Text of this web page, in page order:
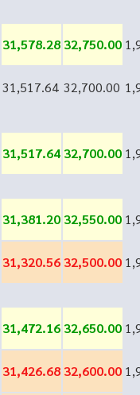
31,578.28 32,750.00
31,517.64 32,700.00
31,517.64 32,700.00
31,381.20 32,550.00
31,320.56 32,500.00
31,472.16 32,650.00
31,426.68 32,600.00